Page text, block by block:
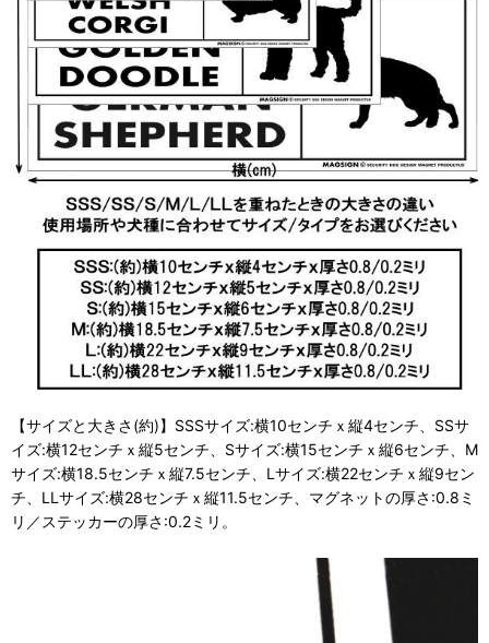
【サイズと大きさ(約)】SSSサイズ:横10センチｘ縦4センチ、SSサ
イズ:横12センチｘ縦5センチ、Sサイズ:横15センチｘ縦6センチ、M
サイズ:横18.5センチｘ縦7.5センチ、Lサイズ:横22センチｘ縦9セン
チ、LLサイズ:横28センチｘ縦11.5センチ、マグネットの厚さ:0.8ミ
リ／ステッカーの厚さ:0.2ミリ。